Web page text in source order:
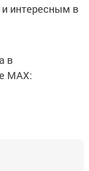
интересным в
в
MАХ: